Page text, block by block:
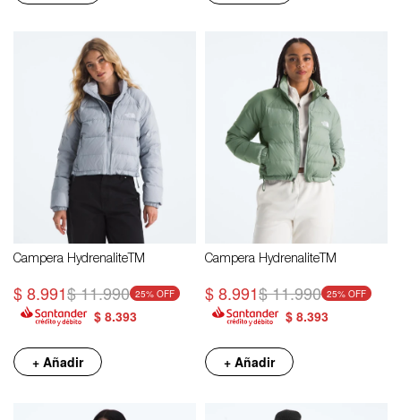
Campera HydrenaliteTM
$8.991$11.990 25
$ 8.393
+ Añadir
Campera HydrenaliteTM
$8.991$11.990 25
$ 8.393
+ Añadir